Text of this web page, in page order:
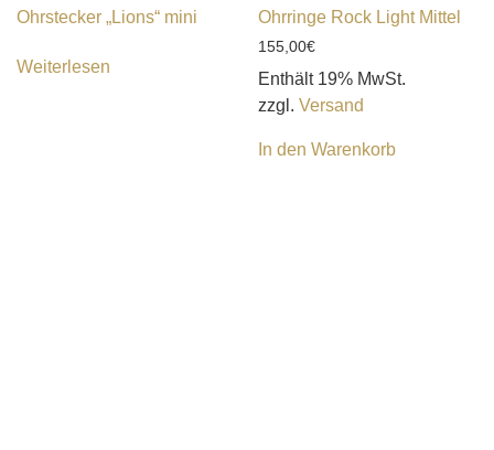
Ohrstecker „Lions“ mini
Weiterlesen
Ohrringe Rock Light Mittel
155,00€
Enthält 19% MwSt.
zzgl. Versand
In den Warenkorb